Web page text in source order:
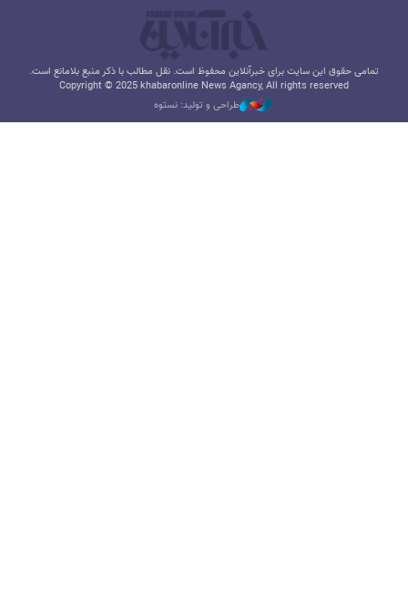
تمامی حقوق این سایت برای خبرآنلاین محفوظ است. نقل مطالب با ذکر منبع بلامانع است.
Copyright © 2025 khabaronline News Agancy, All rights reserved
طراحی و تولید: نستوه